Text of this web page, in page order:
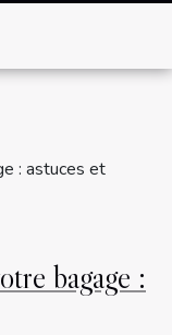
: astuces et
bagage :